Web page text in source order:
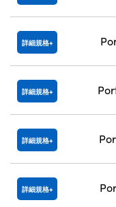
詳細規格
詳細規格
詳細規格
詳細規格